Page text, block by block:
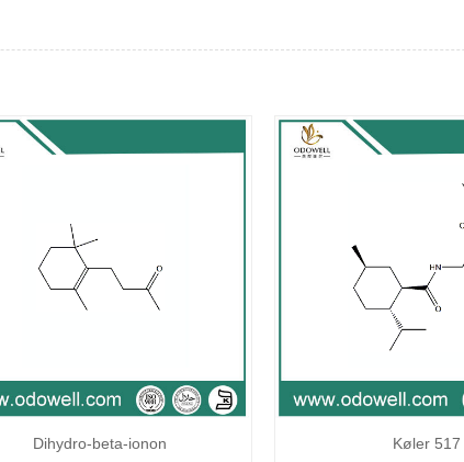
Dihydro-beta-ionon Køler 517